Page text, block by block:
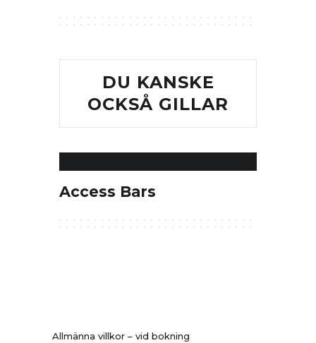
DU KANSKE
OCKSÅ GILLAR
Access Bars
Allmänna villkor – vid bokning